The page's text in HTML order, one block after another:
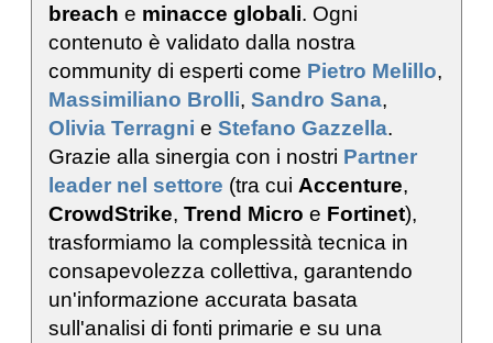
breach e minacce globali. Ogni
contenuto è validato dalla nostra
community di esperti come Pietro Melillo,
Massimiliano Brolli, Sandro Sana,
Olivia Terragni e Stefano Gazzella.
Grazie alla sinergia con i nostri Partner
leader nel settore (tra cui Accenture,
CrowdStrike, Trend Micro e Fortinet),
trasformiamo la complessità tecnica in
consapevolezza collettiva, garantendo
un'informazione accurata basata
sull'analisi di fonti primarie e su una